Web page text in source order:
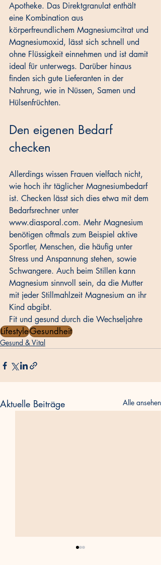
Apotheke. Das Direktgranulat enthält
eine Kombination aus
körperfreundlichem Magnesiumcitrat und
Magnesiumoxid, lässt sich schnell und
ohne Flüssigkeit einnehmen und ist damit
ideal für unterwegs. Darüber hinaus
finden sich gute Lieferanten in der
Nahrung, wie in Nüssen, Samen und
Hülsenfrüchten.
Den eigenen Bedarf
checken
Allerdings wissen Frauen vielfach nicht,
wie hoch ihr täglicher Magnesiumbedarf
ist. Checken lässt sich dies etwa mit dem
Bedarfsrechner unter
www.diasporal.com. Mehr Magnesium
benötigen oftmals zum Beispiel aktive
Sportler, Menschen, die häufig unter
Stress und Anspannung stehen, sowie
Schwangere. Auch beim Stillen kann
Magnesium sinnvoll sein, da die Mutter
mit jeder Stillmahlzeit Magnesium an ihr
Kind abgibt.
Fit und gesund durch die Wechseljahre
LifestyleGesundheit
Gesund & Vital
Aktuelle Beiträge Alle ansehen